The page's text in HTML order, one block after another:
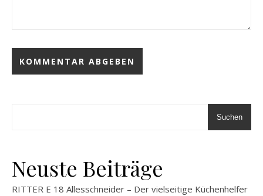
Suchen
Neuste Beiträge
RITTER E 18 Allesschneider – Der vielseitige Küchenhelfer